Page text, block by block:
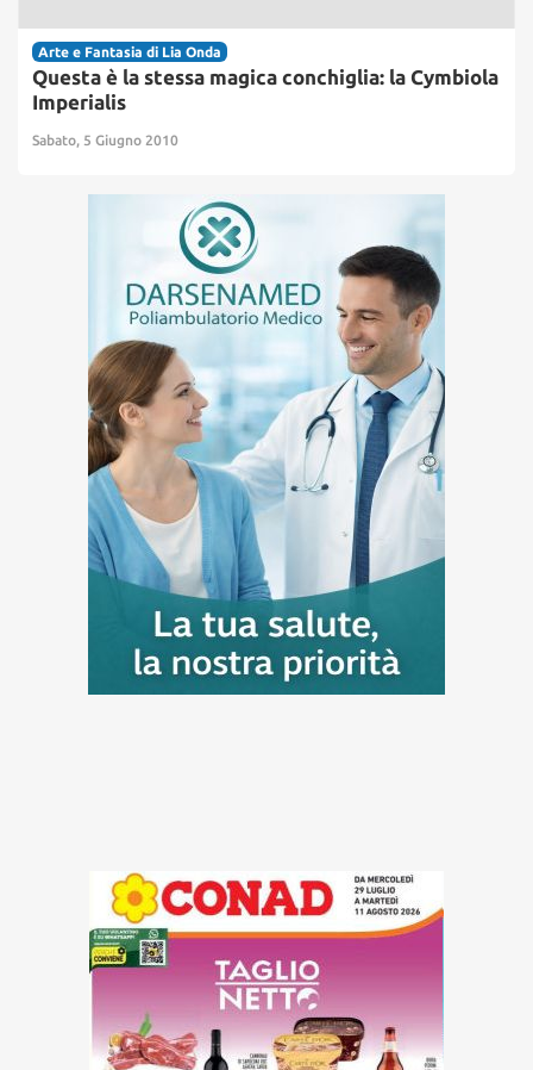
Arte e Fantasia di Lia Onda
Questa è la stessa magica conchiglia: la Cymbiola
Imperialis
Sabato, 5 Giugno 2010